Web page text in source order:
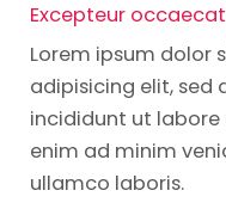
Excepteur
Lorem ipsum dolor
adipisicing elit, sed
incididunt ut
enim ad minim
ullamco laboris.